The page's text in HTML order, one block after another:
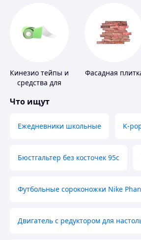
Кинезио тейпы и
средства для
Фасадная
Что ищут
Ежедневники школьные K-
Бюстгальтер без косточек 95с
Футбольные сороконожки Nike
Двигатель с редуктором для